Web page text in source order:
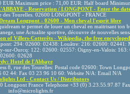
EUR Maximum price : 71,00 EUR: Half board
- Reservation / LONGPONT - Enter the
des Tourelles. 02600 LONGPONT - FRANCE
Longpont - 02600 - Mon cheval l'esprit libre
te permet de louer un cheval en maitrisant ton
une Actualite sportive, découvre de nouvelles
of Villers-Cotterêts - Wikipedia, the free
294: 02600: 02438: Louâtre: 216: 02600: 02441:
sur-Ourcq: 122: 02600: 02557: Oigny-en-Valois: 163:
02628
Hotel de l'Abbaye
8, rue des Tourelles: Postal code 02600: Town
02 44: Fax 03 23 96 10 60: Website N/A: Email N/A
Ltd - Contact Us / Distributors
Longpont France Telephone +33 (0)
info@microlights.fr